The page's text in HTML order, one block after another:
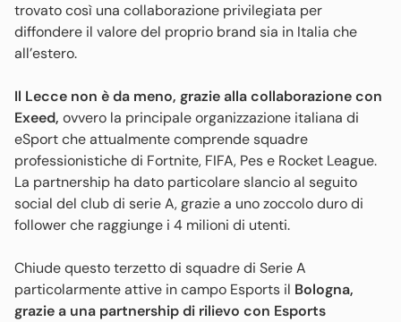
trovato così una collaborazione privilegiata per
diffondere il valore del proprio brand sia in Italia che
all’estero.
Il Lecce non è da meno, grazie alla collaborazione con
Exeed, ovvero la principale organizzazione italiana di
eSport che attualmente comprende squadre
professionistiche di Fortnite, FIFA, Pes e Rocket League.
La partnership ha dato particolare slancio al seguito
social del club di serie A, grazie a uno zoccolo duro di
follower che raggiunge i 4 milioni di utenti.
Chiude questo terzetto di squadre di Serie A
particolarmente attive in campo Esports il Bologna,
grazie a una partnership di rilievo con Esports